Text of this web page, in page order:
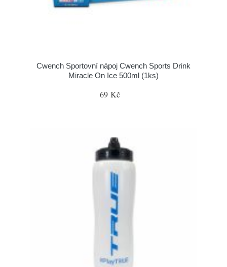
Cwench Sportovní nápoj Cwench Sports Drink
Miracle On Ice 500ml (1ks)
69 Kč